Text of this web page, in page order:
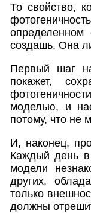
То свойство,
создашь. Она
Первый шаг
покажет,
моделью, и
потому, что не
И, наконец,
Каждый день в
модели
других,
только
должны